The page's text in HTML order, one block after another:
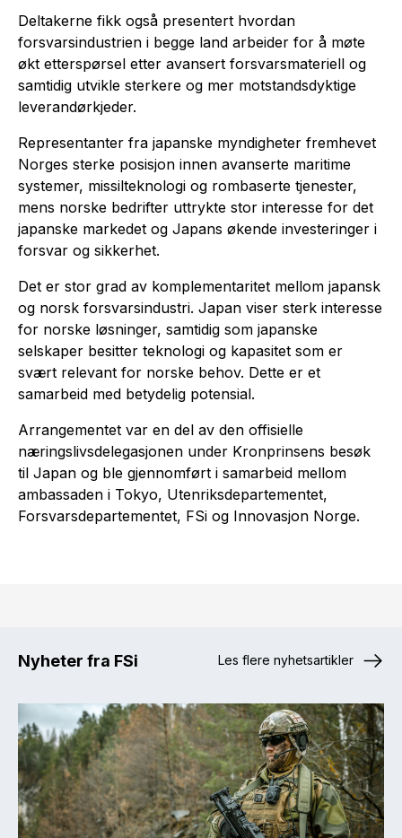
Deltakerne fikk også presentert hvordan
forsvarsindustrien i begge land arbeider for å møte
økt etterspørsel etter avansert forsvarsmateriell og
samtidig utvikle sterkere og mer motstandsdyktige
leverandørkjeder.
Representanter fra japanske myndigheter fremhevet
Norges sterke posisjon innen avanserte maritime
systemer, missilteknologi og rombaserte tjenester,
mens norske bedrifter uttrykte stor interesse for det
japanske markedet og Japans økende investeringer i
forsvar og sikkerhet.
Det er stor grad av komplementaritet mellom japansk
og norsk forsvarsindustri. Japan viser sterk interesse
for norske løsninger, samtidig som japanske
selskaper besitter teknologi og kapasitet som er
svært relevant for norske behov. Dette er et
samarbeid med betydelig potensial.
Arrangementet var en del av den offisielle
næringslivsdelegasjonen under Kronprinsens besøk
til Japan og ble gjennomført i samarbeid mellom
ambassaden i Tokyo, Utenriksdepartementet,
Forsvarsdepartementet, FSi og Innovasjon Norge.
Nyheter fra FSi Les flere nyhetsartikler